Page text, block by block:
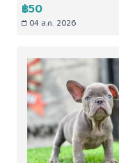
฿50
04 ส.ค. 2026